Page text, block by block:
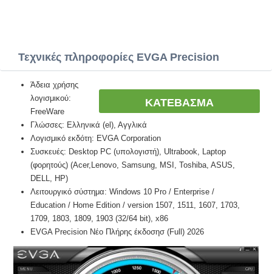
Τεχνικές πληροφορίες EVGA Precision
ΚΑΤΕΒΑΣΜΑ
Άδεια χρήσης
λογισμικού:
FreeWare
Γλώσσες: Ελληνικά (el), Αγγλικά
Λογισμικό εκδότη: EVGA Corporation
Συσκευές: Desktop PC (υπολογιστή), Ultrabook, Laptop
(φορητούς) (Acer,Lenovo, Samsung, MSI, Toshiba, ASUS,
DELL, HP)
Λειτουργικό σύστημα: Windows 10 Pro / Enterprise /
Education / Home Edition / version 1507, 1511, 1607, 1703,
1709, 1803, 1809, 1903 (32/64 bit), x86
EVGA Precision Νέο Πλήρης έκδοσησ (Full) 2026